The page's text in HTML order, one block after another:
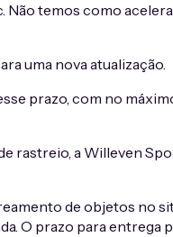
temos como
uma nova atualização.
prazo, com no
rastreio, a Willeven
de objetos no
O prazo para entrega